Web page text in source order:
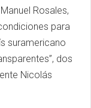
Rosales,
para
suramericano
dos
Nicolás